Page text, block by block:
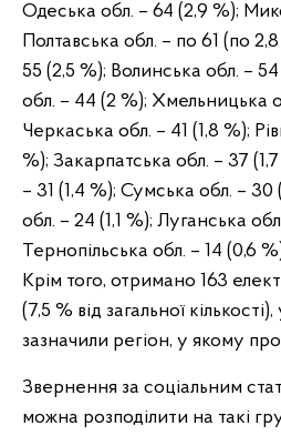
Одеська обл. – 64 (2,9 %);
Полтавська обл. – по 61 (по
55 (2,5 %); Волинська обл. –
обл. – 44 (2 %); Хмельницька
Черкаська обл. – 41 (1,8 %);
%); Закарпатська обл. – 37
– 31 (1,4 %); Сумська обл. – 30
обл. – 24 (1,1 %); Луганська
Тернопільська обл. – 14 (0,6
Крім того, отримано 163
(7,5 % від загальної
зазначили регіон, у якому
Звернення за соціальним
можна розподілити на такі